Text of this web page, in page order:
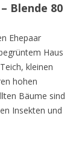
Blende 80
Ehepaar
Haus
kleinen
hohen
Bäume sind
Insekten und